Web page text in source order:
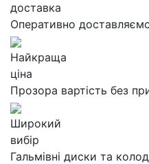
доставка
Оперативно доставляємо
Найкраща
ціна
Прозора вартість без
Широкий
вибір
Гальмівні диски та